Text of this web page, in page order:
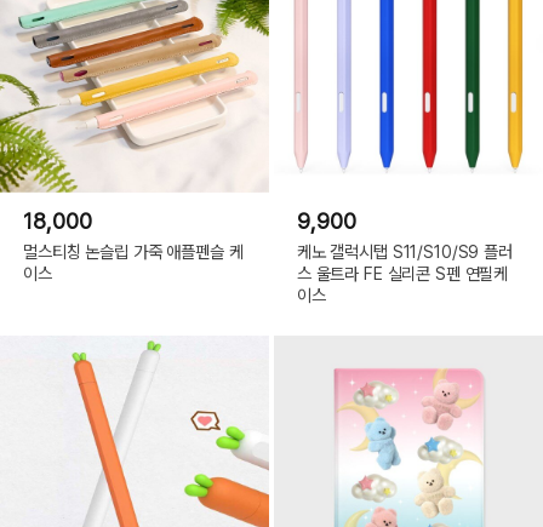
18,000
멀스티칭 논슬립 가죽 애플펜슬 케
이스
9,900
케노 갤럭시탭 S11/S10/S9 플러
스 울트라 FE 실리콘 S펜 연필케
이스